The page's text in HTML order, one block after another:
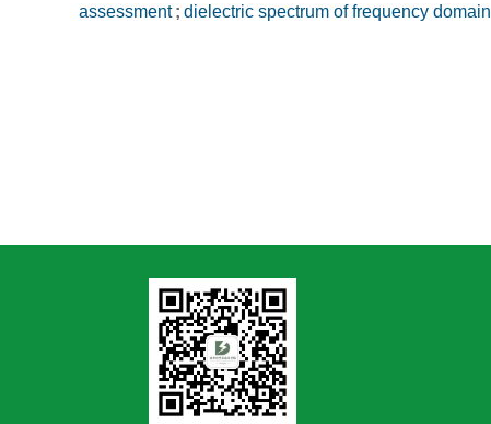
assessment ; dielectric spectrum of frequency domain